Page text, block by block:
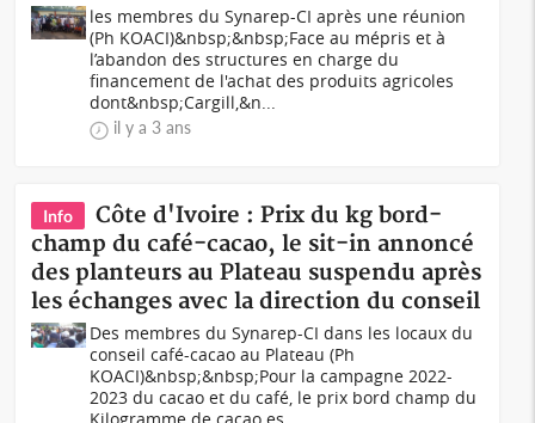
les membres du Synarep-CI après une réunion
(Ph KOACI)&nbsp;&nbsp;Face au mépris et à
l’abandon des structures en charge du
financement de l'achat des produits agricoles
dont&nbsp;Cargill,&n...
il y a 3 ans
Info
Côte d'Ivoire : Prix du kg bord-
champ du café-cacao, le sit-in annoncé
des planteurs au Plateau suspendu après
les échanges avec la direction du conseil
Des membres du Synarep-CI dans les locaux du
conseil café-cacao au Plateau (Ph
KOACI) &nbsp;&nbsp;Pour la campagne 2022-
2023 du cacao et du café, le prix bord champ du